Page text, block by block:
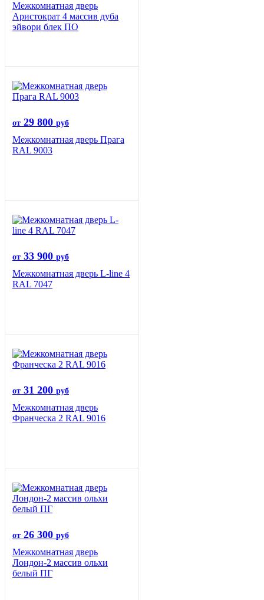
Межкомнатная дверь
Аристократ 4 массив дуба
эйвори блек ПО
от 29 800 руб
Межкомнатная дверь Прага
RAL 9003
от 33 900 руб
Межкомнатная дверь L-line 4
RAL 7047
от 31 200 руб
Межкомнатная дверь
Франческа 2 RAL 9016
от 26 300 руб
Межкомнатная дверь
Лондон-2 массив ольхи
белый ПГ